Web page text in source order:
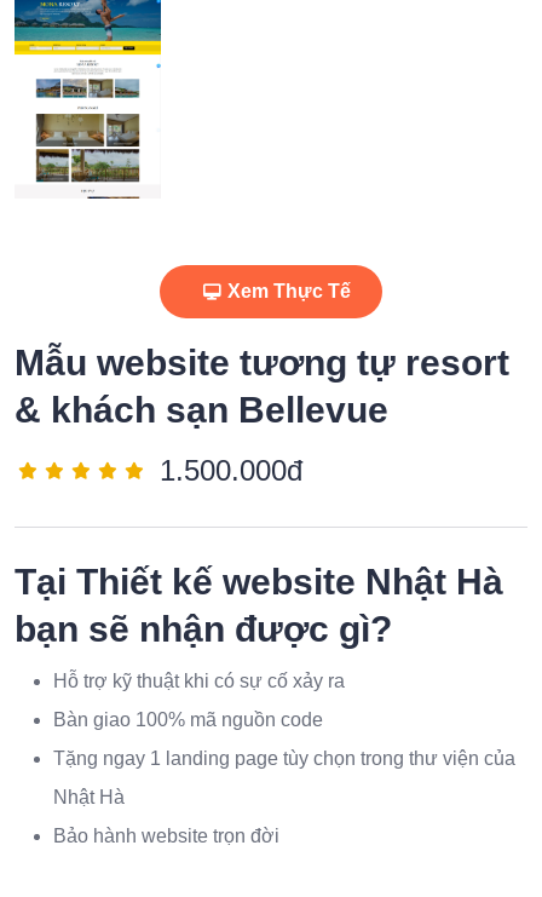
Xem Thực Tế
Mẫu website tương tự resort
& khách sạn Bellevue
1.500.000đ
Tại Thiết kế website Nhật Hà
bạn sẽ nhận được gì?
Hỗ trợ kỹ thuật khi có sự cố xảy ra
Bàn giao 100% mã nguồn code
Tặng ngay 1 landing page tùy chọn trong thư viện của
Nhật Hà
Bảo hành website trọn đời